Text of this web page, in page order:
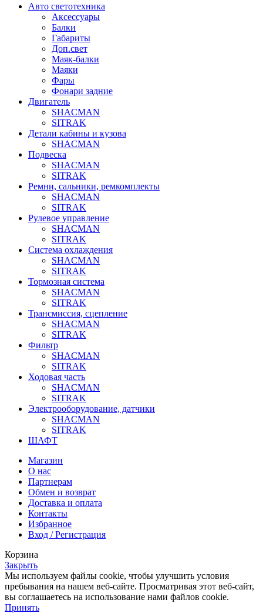
Авто светотехника
Аксессуары
Балки
Габариты
Доп.свет
Маяк-балки
Маяки
Фары
Фонари задние
Двигатель
SHACMAN
SITRAK
Детали кабины и кузова
SHACMAN
Подвеска
SHACMAN
SITRAK
Ремни, сальники, ремкомплекты
SHACMAN
SITRAK
Рулевое управление
SHACMAN
SITRAK
Система охлаждения
SHACMAN
SITRAK
Тормозная система
SHACMAN
SITRAK
Трансмиссия, сцепление
SHACMAN
SITRAK
Фильтр
SHACMAN
SITRAK
Ходовая часть
SHACMAN
SITRAK
Электрооборудование, датчики
SHACMAN
SITRAK
ШАФТ
Магазин
О нас
Партнерам
Обмен и возврат
Доставка и оплата
Контакты
Избранное
Вход / Регистрация
Корзина
Закрыть
Мы используем файлы cookie, чтобы улучшить условия
пребывания на нашем веб-сайте. Просматривая этот веб-сайт,
вы соглашаетесь на использование нами файлов cookie.
Принять